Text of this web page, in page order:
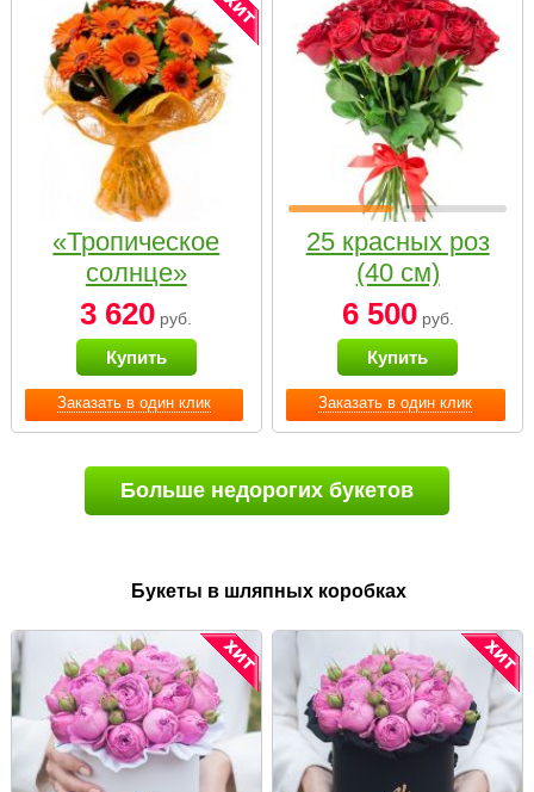
Заказать в один клик
«Тропическое
солнце»
3 620 руб.
Купить
Заказать в один клик
25 красных роз
(40 см)
6 500руб.
Купить
Больше недорогих букетов
Букеты в шляпных коробках